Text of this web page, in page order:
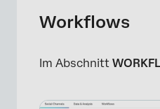
Workflows
Im Abschnitt